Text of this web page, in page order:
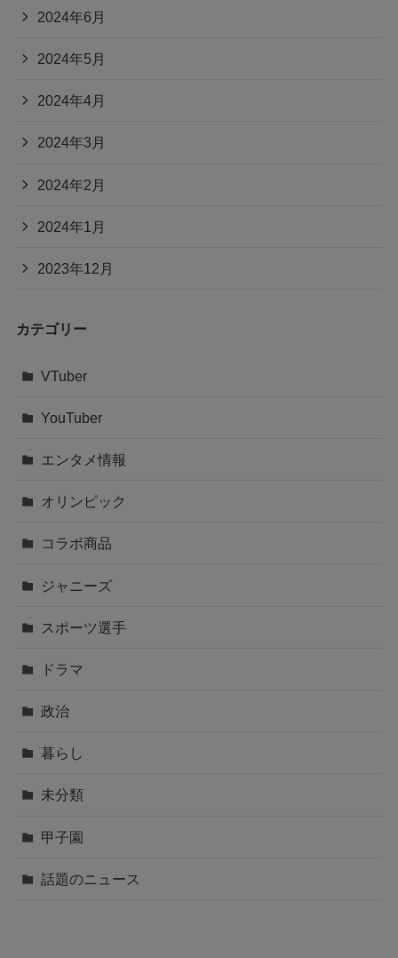
2024年6月
2024年5月
2024年4月
2024年3月
2024年2月
2024年1月
2023年12月
カテゴリー
VTuber
YouTuber
エンタメ情報
オリンピック
コラボ商品
ジャニーズ
スポーツ選手
ドラマ
政治
暮らし
未分類
甲子園
話題のニュース